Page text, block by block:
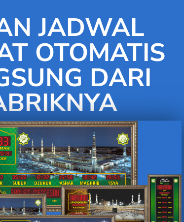
JADWAL
OTOMATIS
DARI